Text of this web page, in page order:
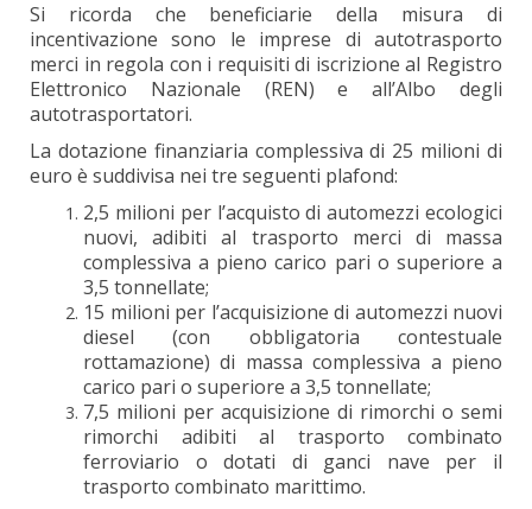
Si ricorda che beneficiarie della misura di
incentivazione sono le imprese di autotrasporto
merci in regola con i requisiti di iscrizione al Registro
Elettronico Nazionale (REN) e all’Albo degli
autotrasportatori.
La dotazione finanziaria complessiva di 25 milioni di
euro è suddivisa nei tre seguenti plafond:
2,5 milioni per l’acquisto di automezzi ecologici
nuovi, adibiti al trasporto merci di massa
complessiva a pieno carico pari o superiore a
3,5 tonnellate;
15 milioni per l’acquisizione di automezzi nuovi
diesel (con obbligatoria contestuale
rottamazione) di massa complessiva a pieno
carico pari o superiore a 3,5 tonnellate;
7,5 milioni per acquisizione di rimorchi o semi
rimorchi adibiti al trasporto combinato
ferroviario o dotati di ganci nave per il
trasporto combinato marittimo.